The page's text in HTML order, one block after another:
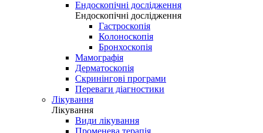
Ендоскопічні дослідження
Ендоскопічні дослідження
Гастроскопія
Колоноскопія
Бронхоскопія
Мамографія
Дерматоскопія
Скринінгові програми
Переваги діагностики
Лікування
Лікування
Види лікування
Променева терапія